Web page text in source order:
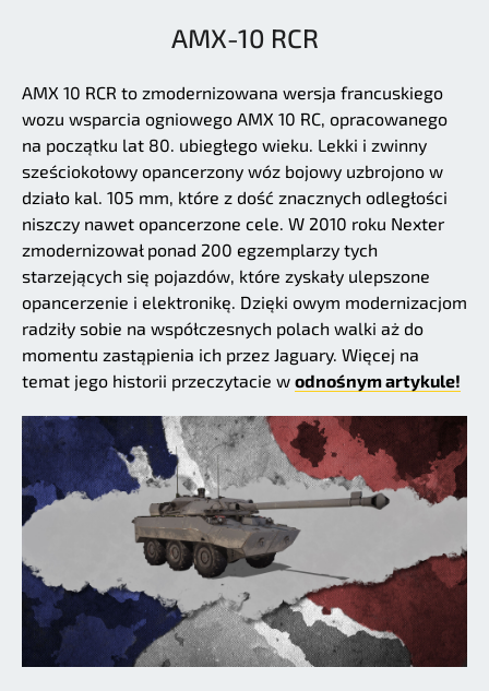
AMX-10 RCR
AMX 10 RCR to zmodernizowana wersja francuskiego
wozu wsparcia ogniowego AMX 10 RC, opracowanego
na początku lat 80. ubiegłego wieku. Lekki i zwinny
sześciokołowy opancerzony wóz bojowy uzbrojono w
działo kal. 105 mm, które z dość znacznych odległości
niszczy nawet opancerzone cele. W 2010 roku Nexter
zmodernizował ponad 200 egzemplarzy tych
starzejących się pojazdów, które zyskały ulepszone
opancerzenie i elektronikę. Dzięki owym modernizacjom
radziły sobie na współczesnych polach walki aż do
momentu zastąpienia ich przez Jaguary. Więcej na
temat jego historii przeczytacie w odnośnym artykule!